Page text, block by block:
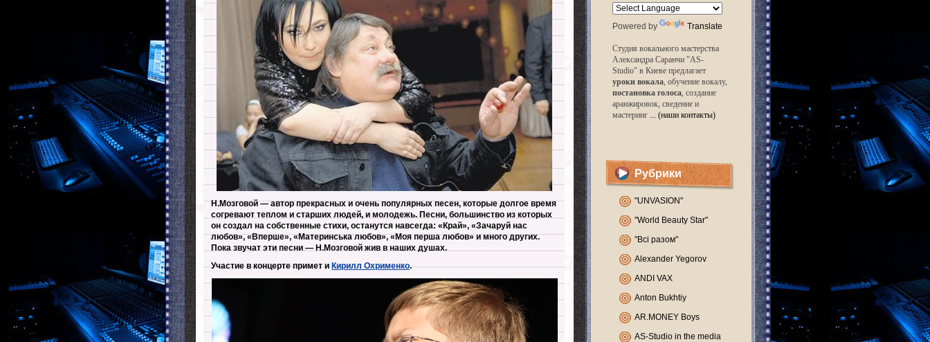
Powered by Translate
Студия вокального мастерства
Александра Саранчи "AS-
Studio" в Киеве предлагает
уроки вокала, обучение вокалу,
постановка голоса, создание
аранжировок, сведение и
мастеринг ... (наши контакты)
Рубрики
"UNVASION"
"World Beauty Star"
"Всі разом"
Alexander Yegorov
ANDI VAX
Anton Bukhtiy
AR.MONEY Boys
AS-Studio in the media
Н.Мозговой — автор прекрасных и очень популярных песен, которые долгое время
согревают теплом и старших людей, и молодежь. Песни, большинство из которых
он создал на собственные стихи, останутся навсегда: «Край», «Зачаруй нас
любов», «Вперше», «Материнська любов», «Моя перша любов» и много других.
Пока звучат эти песни — Н.Мозговой жив в наших душах.
Участие в концерте примет иКирилл Охрименко.